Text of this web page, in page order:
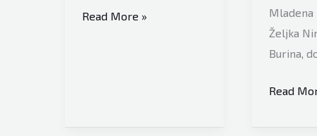
Glumac
Read More »
Željka
Burina,
Emir
nakon
Read